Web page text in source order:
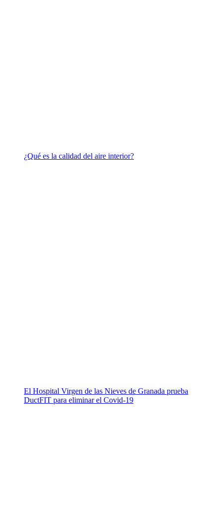
¿Qué es la calidad del aire interior?
El Hospital Virgen de las Nieves de Granada prueba
DuctFIT para eliminar el Covid-19